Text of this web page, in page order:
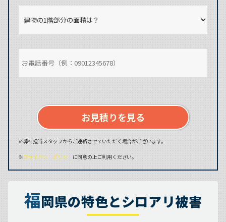
お見積りを見る
※弊社担当スタッフからご連絡させていただく場合がございます。
※プライバシーポリシーに同意の上ご利用ください。
福岡県の特色とシロアリ被害